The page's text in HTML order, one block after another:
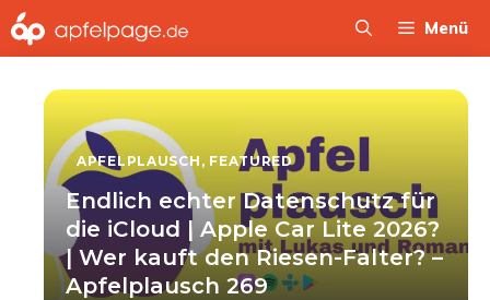
Zum
Inhalt
Menü
APFELPLAUSCH , FEATURED
Endlich echter Datenschutz für
die iCloud | Apple Car Lite 2026?
| Wer kauft den Riesen-Falter? –
Apfelplausch 269